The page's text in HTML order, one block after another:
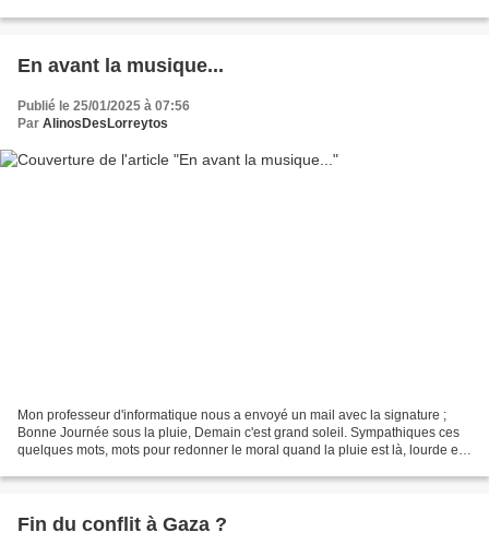
En avant la musique...
Publié le 25/01/2025 à 07:56
Par AlinosDesLorreytos
Mon professeur d'informatique nous a envoyé un mail avec la signature ;
Bonne Journée sous la pluie, Demain c'est grand soleil. Sympathiques ces
quelques mots, mots pour redonner le moral quand la pluie est là, lourde et
Fin du conflit à Gaza ?